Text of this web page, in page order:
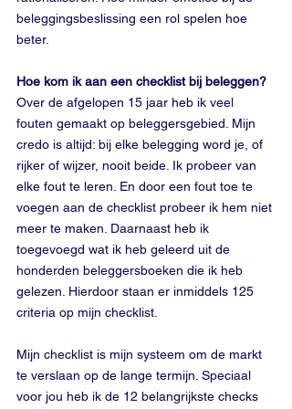
beleggingsbeslissing een rol spelen hoe
beter.
Hoe kom ik aan een checklist bij beleggen?
Over de afgelopen 15 jaar heb ik veel
fouten gemaakt op beleggersgebied. Mijn
credo is altijd: bij elke belegging word je, of
rijker of wijzer, nooit beide. Ik probeer van
elke fout te leren. En door een fout toe te
voegen aan de checklist probeer ik hem niet
meer te maken. Daarnaast heb ik
toegevoegd wat ik heb geleerd uit de
honderden beleggersboeken die ik heb
gelezen. Hierdoor staan er inmiddels 125
criteria op mijn checklist.
Mijn checklist is mijn systeem om de markt
te verslaan op de lange termijn. Speciaal
voor jou heb ik de 12 belangrijkste checks